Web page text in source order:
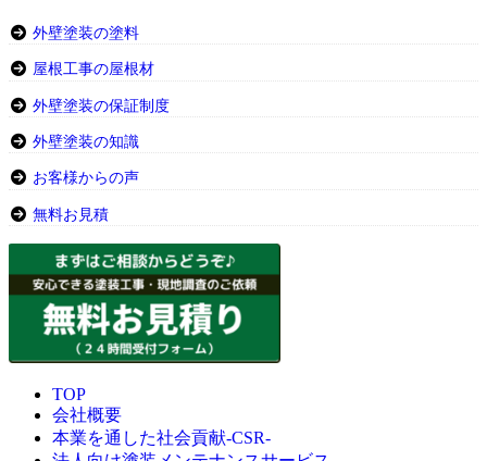
外壁塗装の塗料
屋根工事の屋根材
外壁塗装の保証制度
外壁塗装の知識
お客様からの声
無料お見積
TOP
会社概要
本業を通した社会貢献-CSR-